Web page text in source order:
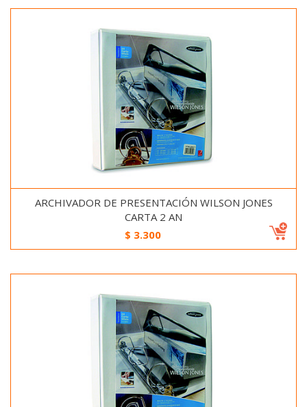
ARCHIVADOR DE PRESENTACIÓN WILSON JONES
CARTA 2 AN
$ 3.300